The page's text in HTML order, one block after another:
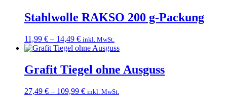
24,99 €
Stahlwolle RAKSO 200 g-Packung
11,99 € – 14,49 €Preisspanne:
11,99 €
14,49 €
inkl. MwSt.
Grafit Tiegel ohne Ausguss
27,49 € – 109,99 €Preisspanne:
inkl. MwSt.